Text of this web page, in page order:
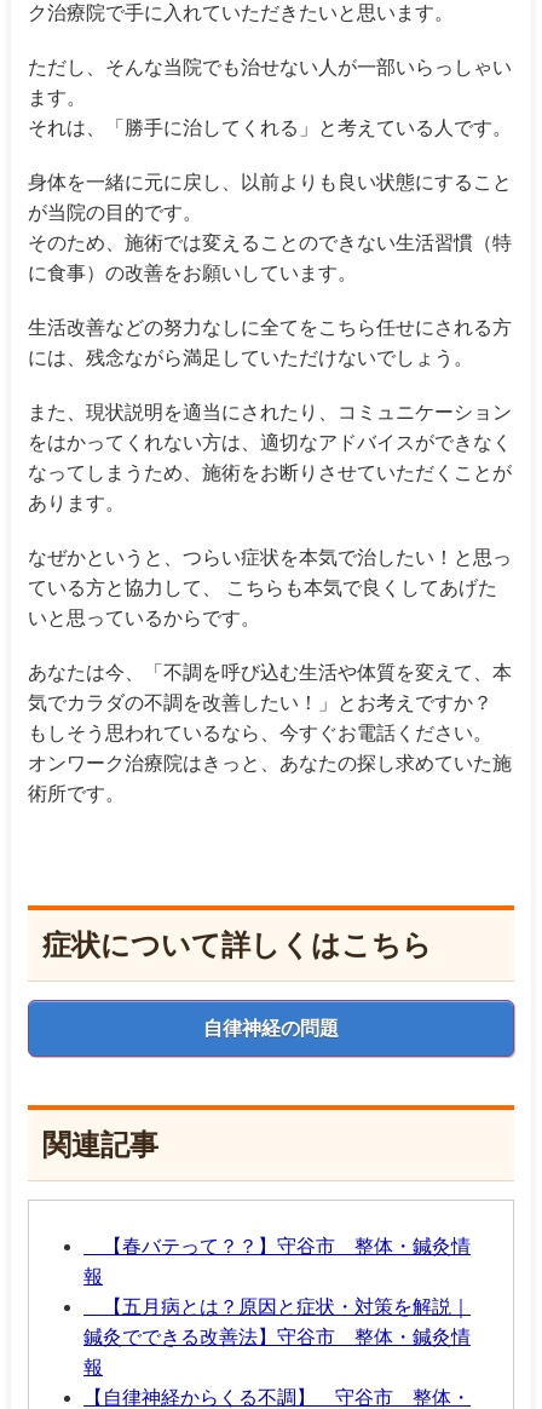
ク治療院で手に入れていただきたいと思います。
ただし、そんな当院でも治せない人が一部いらっしゃい
ます。
それは、「勝手に治してくれる」と考えている人です。
身体を一緒に元に戻し、以前よりも良い状態にすること
が当院の目的です。
そのため、施術では変えることのできない生活習慣（特
に食事）の改善をお願いしています。
生活改善などの努力なしに全てをこちら任せにされる方
には、残念ながら満足していただけないでしょう。
また、現状説明を適当にされたり、コミュニケーション
をはかってくれない方は、適切なアドバイスができなく
なってしまうため、施術をお断りさせていただくことが
あります。
なぜかというと、つらい症状を本気で治したい！と思っ
ている方と協力して、 こちらも本気で良くしてあげた
いと思っているからです。
あなたは今、「不調を呼び込む生活や体質を変えて、本
気でカラダの不調を改善したい！」とお考えですか？
もしそう思われているなら、今すぐお電話ください。
オンワーク治療院はきっと、あなたの探し求めていた施
術所です。
症状について詳しくはこちら
自律神経の問題
関連記事
【春バテって？？】守谷市 整体・鍼灸情
報
【五月病とは？原因と症状・対策を解説｜
鍼灸でできる改善法】守谷市 整体・鍼灸情
報
【自律神経からくる不調】 守谷市 整体・